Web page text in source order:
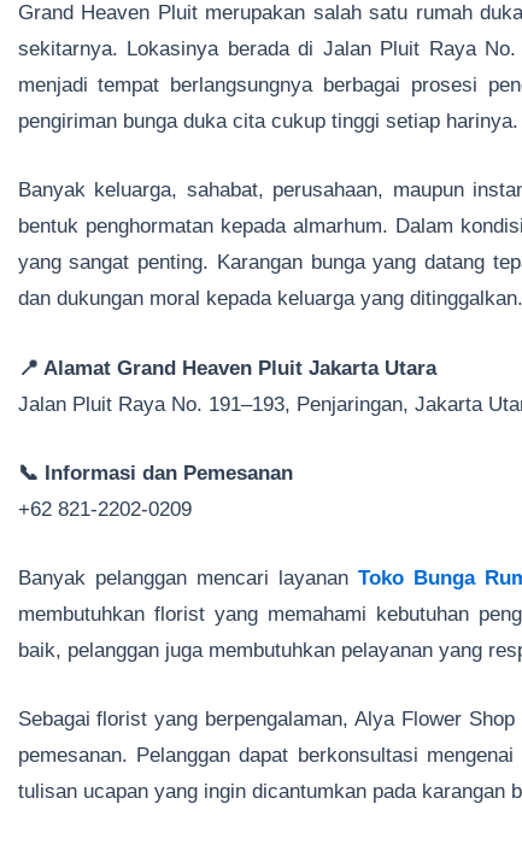
Grand Heaven Pluit merupakan salah satu rumah
sekitarnya. Lokasinya berada di Jalan Pluit Raya
menjadi tempat berlangsungnya berbagai prosesi
pengiriman bunga duka cita cukup tinggi setiap harinya.
Banyak keluarga, sahabat, perusahaan, maupun
bentuk penghormatan kepada almarhum. Dalam
yang sangat penting. Karangan bunga yang datang
dan dukungan moral kepada keluarga yang ditinggalkan.
📍 Alamat Grand Heaven Pluit Jakarta Utara
Jalan Pluit Raya No. 191–193, Penjaringan, Jakarta
📞 Informasi dan Pemesanan
+62 821-2202-0209
Banyak pelanggan mencari layanan Toko Bunga
membutuhkan florist yang memahami kebutuhan
baik, pelanggan juga membutuhkan pelayanan yang
Sebagai florist yang berpengalaman, Alya Flower
pemesanan. Pelanggan dapat berkonsultasi
tulisan ucapan yang ingin dicantumkan pada karangan